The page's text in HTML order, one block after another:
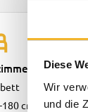
Diese
Wir
und die
cm